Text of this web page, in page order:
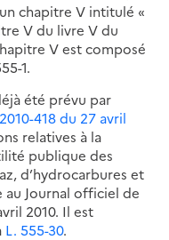
chapitre V intitulé «
V du livre V du
V est composé
1.
été prévu par
418 du 27 avril
relatives à la
publique des
d’hydrocarbures et
Journal officiel de
2010. Il est
L. 555-30.